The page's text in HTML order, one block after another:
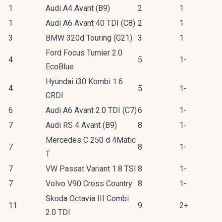
1
Audi A4 Avant (B9) 2
1
1
Audi A6 Avant 40 TDI (C8) 2
1
3
BMW 320d Touring (G21) 3 1
4
Ford Focus Turnier 2.0
EcoBlue
5 1-
4
Hyundai i30 Kombi 1.6
CRDI
5 1-
6 Audi A6 Avant 2.0 TDI (C7)6
1-
7
Audi RS 4 Avant (B9) 8 1-
7
Mercedes C 250 d 4Matic
T
8 1-
7 VW Passat Variant 1.8 TSI 8
1-
7
Volvo V90 Cross Country 8 1-
11
Skoda Octavia III Combi
2.0 TDI
9 2+